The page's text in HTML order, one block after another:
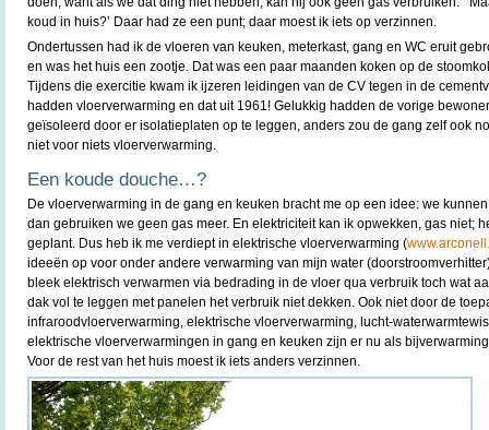
koud in huis?’ Daar had ze een punt; daar moest ik iets op verzinnen.
Ondertussen had ik de vloeren van keuken, meterkast, gang en WC eruit
en was het huis een zootje. Dat was een paar maanden koken op de
Tijdens die exercitie kwam ik ijzeren leidingen van de CV tegen in de
hadden vloerverwarming en dat uit 1961! Gelukkig hadden de vorige
geïsoleerd door er isolatieplaten op te leggen, anders zou de gang zelf ook
niet voor niets vloerverwarming.
Een koude douche…?
De vloerverwarming in de gang en keuken bracht me op een idee: we
dan gebruiken we geen gas meer. En elektriciteit kan ik opwekken, gas niet;
geplant. Dus heb ik me verdiept in elektrische vloerverwarming (
ideeën op voor onder andere verwarming van mijn water
bleek elektrisch verwarmen via bedrading in de vloer qua verbruik toch wat
dak vol te leggen met panelen het verbruik niet dekken. Ook niet door de
infraroodvloerverwarming, elektrische vloerverwarming, lucht-
elektrische vloerverwarmingen in gang en keuken zijn er nu als
Voor de rest van het huis moest ik iets anders verzinnen.